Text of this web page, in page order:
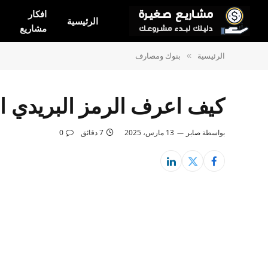
الرئيسية
افكار
مشاريع
الرئيسية » بنوك ومصارف
كيف اعرف الرمز
بواسطة صابر 13 مارس، 2025 7 دقائق 0